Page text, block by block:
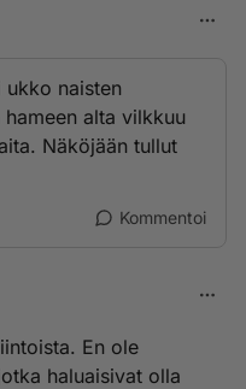
naisten
alta vilkkuu
Näköjään tullut
Kommentoi
En ole
haluaisivat olla